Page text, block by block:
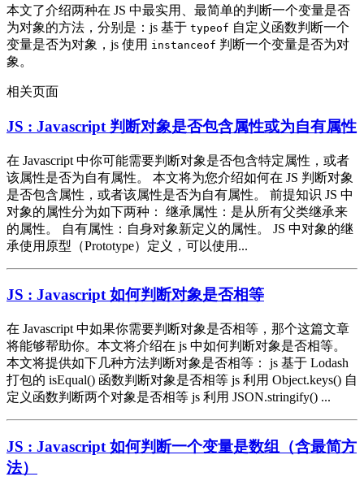
本文了介绍两种在 JS 中最实用、最简单的判断一个变量是否
为对象的方法，分别是：js 基于 typeof 自定义函数判断一个
变量是否为对象，js 使用 instanceof 判断一个变量是否为对
象。
相关页面
JS : Javascript 判断对象是否包含属性或为自有属性
在 Javascript 中你可能需要判断对象是否包含特定属性，或者
该属性是否为自有属性。 本文将为您介绍如何在 JS 判断对象
是否包含属性，或者该属性是否为自有属性。 前提知识 JS 中
对象的属性分为如下两种： 继承属性：是从所有父类继承来
的属性。 自有属性：自身对象新定义的属性。 JS 中对象的继
承使用原型（Prototype）定义，可以使用...
JS : Javascript 如何判断对象是否相等
在 Javascript 中如果你需要判断对象是否相等，那个这篇文章
将能够帮助你。本文将介绍在 js 中如何判断对象是否相等。
本文将提供如下几种方法判断对象是否相等： js 基于 Lodash
打包的 isEqual() 函数判断对象是否相等 js 利用 Object.keys() 自
定义函数判断两个对象是否相等 js 利用 JSON.stringify() ...
JS : Javascript 如何判断一个变量是数组（含最简方
法）